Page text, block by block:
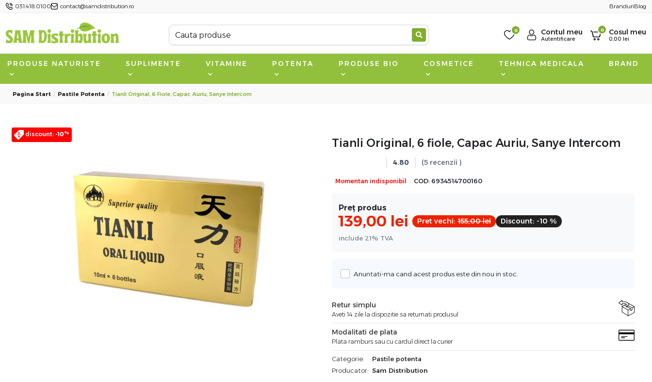
031.418.0100 contact@samdistribution.ro BranduriBlog
0 Contul meu
Autentificare
0 Cosul meu
0,00 lei
PRODUSE NATURISTE SUPLIMENTE VITAMINE POTENTA PRODUSE BIO COSMETICE TEHNICA MEDICALA BRAND
Pagina Start Pastile Potenta Tianli Original, 6 Fiole, Capac Auriu, Sanye Intercom
discount: -10%
Tianli Original, 6 fiole, Capac Auriu, Sanye Intercom
4.80 (5 recenzii )
Momentan indisponibil · COD: 6934514700160 ·
Preț produs
139,00 lei Pret vechi: 155,00 lei Discount: -10 %
include 21% TVA
Anuntati-ma cand acest produs este din nou in stoc.
Retur simplu
Aveti 14 zile la dispozitie sa returnati produsul
Modalitati de plata
Plata ramburs sau cu cardul direct la curier
Categorie:
Pastile potenta
Producator: Sam Distribution